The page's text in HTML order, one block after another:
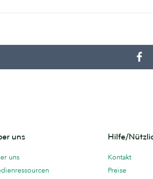
uns
uns
Hilfe/
Kontakt
Preise